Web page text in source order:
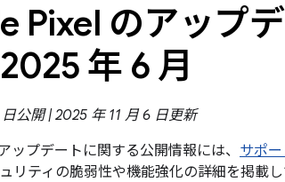
Pixel のアップ
年 6 月
公開 | 2025 年 11 月 6 日更新
ップデートに関する公開情報には、 サポ
リティの脆弱性や機能強化の詳細を掲載